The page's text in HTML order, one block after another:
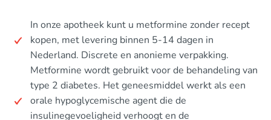
In onze apotheek kunt u metformine zonder recept
kopen, met levering binnen 5-14 dagen in
Nederland. Discrete en anonieme verpakking.
Metformine wordt gebruikt voor de behandeling van
type 2 diabetes. Het geneesmiddel werkt als een
orale hypoglycemische agent die de
insulinegevoeligheid verhoogt en de